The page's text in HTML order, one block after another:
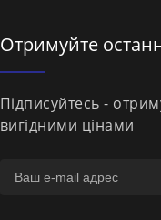
Отримуйте
Підписуйтесь -
вигідними цінами